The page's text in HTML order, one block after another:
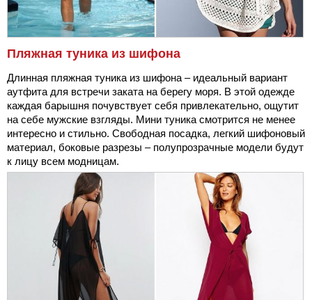
Пляжная туника из шифона
Длинная пляжная туника из шифона – идеальный вариант
аутфита для встречи заката на берегу моря. В этой одежде
каждая барышня почувствует себя привлекательно, ощутит
на себе мужские взгляды. Мини туника смотрится не менее
интересно и стильно. Свободная посадка, легкий шифоновый
материал, боковые разрезы – полупрозрачные модели будут
к лицу всем модницам.